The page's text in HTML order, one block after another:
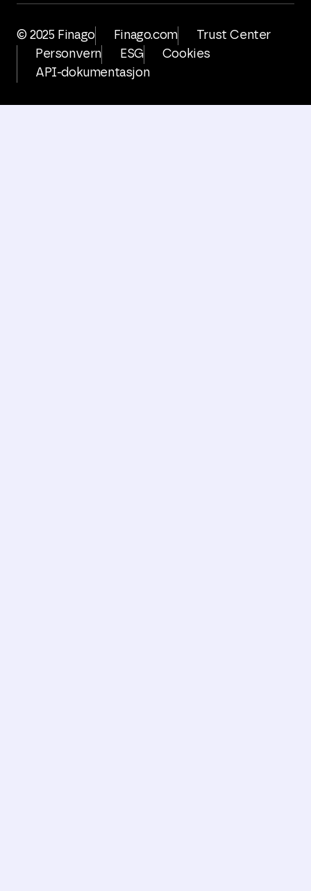
© 2025 Finago Finago.com
Trust Center
Personvern
ESG
Cookies
API-dokumentasjon